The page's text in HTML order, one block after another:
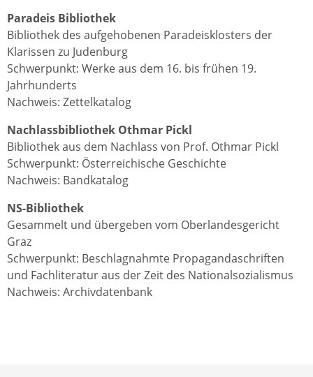
Paradeis Bibliothek
Bibliothek des aufgehobenen Paradeisklosters der
Klarissen zu Judenburg
Schwerpunkt: Werke aus dem 16. bis frühen 19.
Jahrhunderts
Nachweis: Zettelkatalog
Nachlassbibliothek Othmar Pickl
Bibliothek aus dem Nachlass von Prof. Othmar Pickl
Schwerpunkt: Österreichische Geschichte
Nachweis: Bandkatalog
NS-Bibliothek
Gesammelt und übergeben vom Oberlandesgericht
Graz
Schwerpunkt: Beschlagnahmte Propagandaschriften
und Fachliteratur aus der Zeit des Nationalsozialismus
Nachweis: Archivdatenbank